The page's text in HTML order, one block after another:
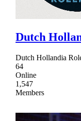
Dutch
Dutch Hollandia
64
Online
1,547
Members